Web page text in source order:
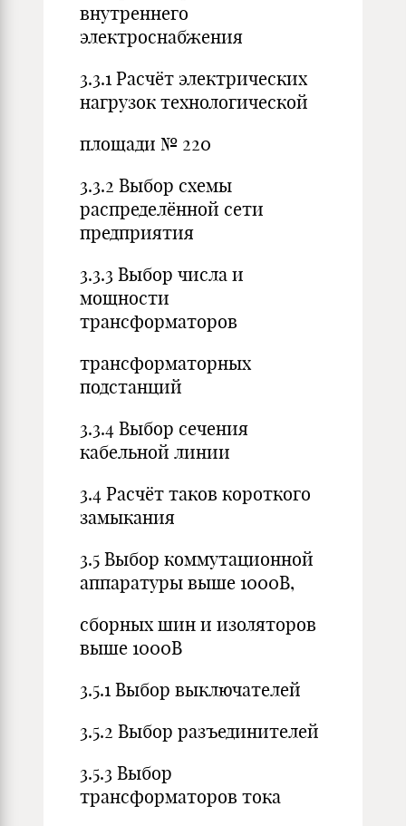
внутреннего
электроснабжения
3.3.1 Расчёт электрических
нагрузок технологической
площади № 220
3.3.2 Выбор схемы
распределённой сети
предприятия
3.3.3 Выбор числа и
мощности
трансформаторов
трансформаторных
подстанций
3.3.4 Выбор сечения
кабельной линии
3.4 Расчёт таков короткого
замыкания
3.5 Выбор коммутационной
аппаратуры выше 1000В,
сборных шин и изоляторов
выше 1000В
3.5.1 Выбор выключателей
3.5.2 Выбор разъединителей
3.5.3 Выбор
трансформаторов тока